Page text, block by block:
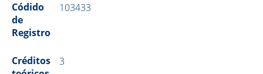
Códido
de
Registro
103433
Créditos
3